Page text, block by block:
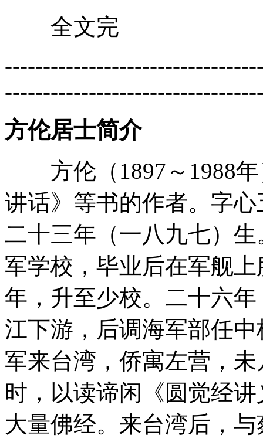
全文完
方伦居士简介
方伦（1897～1988年
讲话》等书的作者。字
二十三年（一八九七）
军学校，毕业后在军舰
年，升至少校。二十六
江下游，后调海军部任
军来台湾，侨寓左营，
时，以读谛闲《圆觉经
大量佛经。来台湾后，